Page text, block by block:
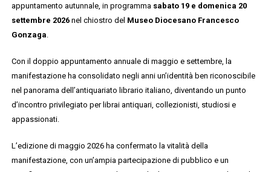
appuntamento autunnale, in programma sabato 19 e domenica 20
settembre 2026nel chiostro del Museo Diocesano Francesco
Gonzaga.
Con il doppio appuntamento annuale di maggio e settembre, la
manifestazione ha consolidato negli anni un’identità ben riconoscibile
nel panorama dell’antiquariato librario italiano, diventando un punto
d’incontro privilegiato per librai antiquari, collezionisti, studiosi e
appassionati.
L’edizione di maggio 2026 ha confermato la vitalità della
manifestazione, con un’ampia partecipazione di pubblico e un